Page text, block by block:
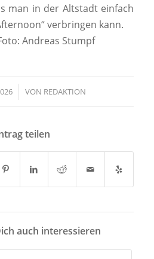
man in der Altstadt einfach
verbringen kann.
Andreas Stumpf
VON REDAKTION
teilen
auch interessieren